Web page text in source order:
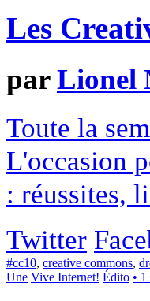
Les
parLionel
Toute la
L'occasion
: réussites,
Twitter
#cc10, creative commons,
Une Vive Internet! Édito •